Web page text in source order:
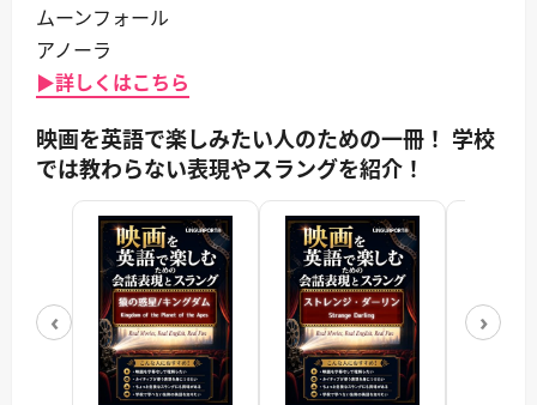
ムーンフォール
アノーラ
▶詳しくはこちら
映画を英語で楽しみたい人のための一冊！ 学校
では教わらない表現やスラングを紹介！
‹ ›